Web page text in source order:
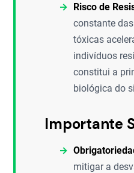
Risco de
constante
tóxicas
indivíduos
constitui a
biológica do
Importante
mitigar a